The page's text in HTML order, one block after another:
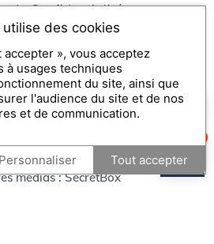
de Confidentialité
des cookies
mon bon et FAQ bénéficiaire
Revendeur
RSE
coffrets cadeaux
médias :SecretBox
Comment puis-je vous aider ?
utilise des cookies
accepter », vous acceptez
à usages techniques
du site, ainsi que
l'audience du site et de nos
et de communication.
Personnaliser Tout accepter